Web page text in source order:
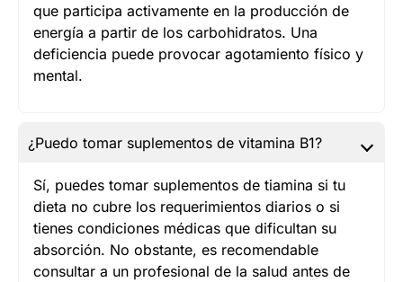
que participa activamente en la producción de
energía a partir de los carbohidratos. Una
deficiencia puede provocar agotamiento físico y
mental.
¿Puedo tomar suplementos de vitamina B1?
Sí, puedes tomar suplementos de tiamina si tu
dieta no cubre los requerimientos diarios o si
tienes condiciones médicas que dificultan su
absorción. No obstante, es recomendable
consultar a un profesional de la salud antes de